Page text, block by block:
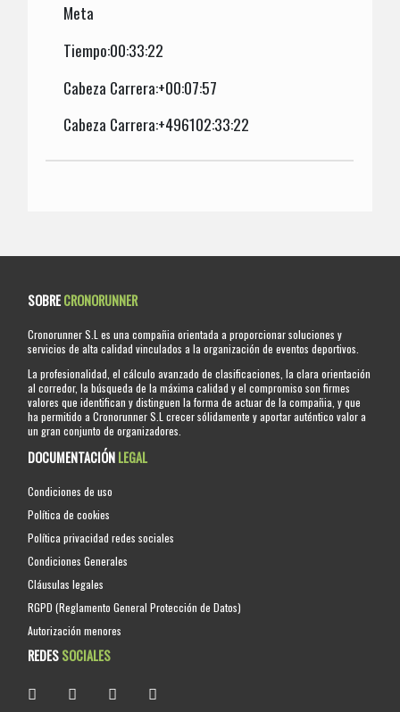
Meta
Tiempo:00:33:22
Cabeza Carrera:+00:07:57
Cabeza Carrera:+496102:33:22
SOBRECRONORUNNER
Cronorunner S.L es una compañia orientada a proporcionar soluciones y
servicios de alta calidad vinculados a la organización de eventos deportivos.
La profesionalidad, el cálculo avanzado de clasificaciones, la clara orientación
al corredor, la búsqueda de la máxima calidad y el compromiso son firmes
valores que identifican y distinguen la forma de actuar de la compañia, y que
ha permitido a Cronorunner S.L crecer sólidamente y aportar auténtico valor a
un gran conjunto de organizadores.
DOCUMENTACIÓNLEGAL
Condiciones de uso
Política de cookies
Política privacidad redes sociales
Condiciones Generales
Cláusulas legales
RGPD (Reglamento General Protección de Datos)
Autorización menores
REDESSOCIALES